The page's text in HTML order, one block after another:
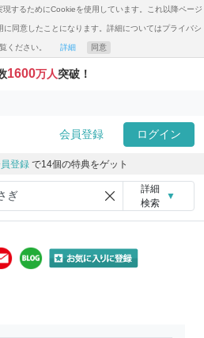
するためにCookieを使用しています。これ以降ページ
同意したことになります。詳細についてはプライバシ
ください。 詳細 同意
1600万人突破！
会員登録 ログイン
登録 で14個の特典をゲット
詳細
検索
▼